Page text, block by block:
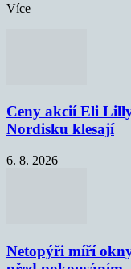
Více
Ceny akcií Eli
Nordisku klesají
6. 8. 2026
Netopýři míří